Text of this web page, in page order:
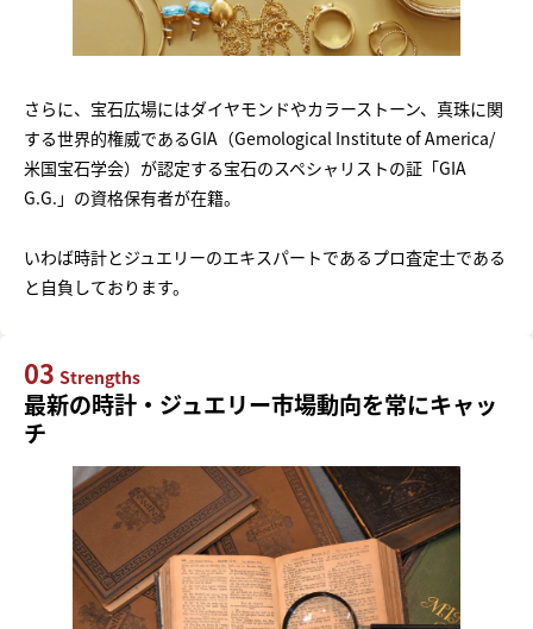
さらに、宝石広場にはダイヤモンドやカラーストーン、真珠に関
する世界的権威であるGIA（Gemological Institute of America/
米国宝石学会）が認定する宝石のスペシャリストの証「GIA
G.G.」の資格保有者が在籍。
いわば時計とジュエリーのエキスパートであるプロ査定士である
と自負しております。
03 Strengths
最新の時計・ジュエリー市場動向を常にキャッ
チ